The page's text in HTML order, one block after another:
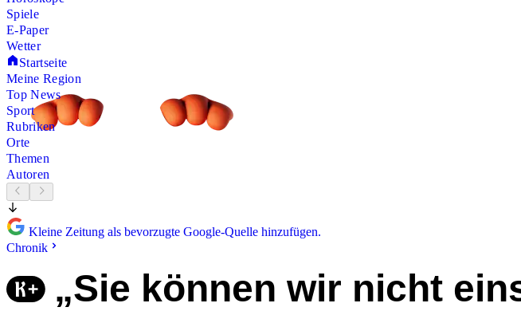
Spiele
E-Paper
Wetter
Startseite
Meine Region
Top News
Sport
Rubriken
Orte
Themen
Autoren
Kleine Zeitung als bevorzugte Google-Quelle hinzufügen.
Chronik
„Sie können wir nicht